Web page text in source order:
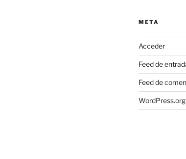
META
Acceder
Feed de
Feed de
WordPress.org